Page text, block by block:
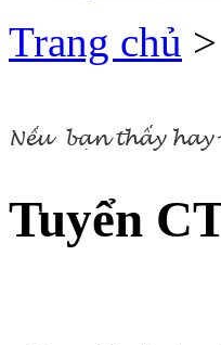
Trang chủ >
Tuyển